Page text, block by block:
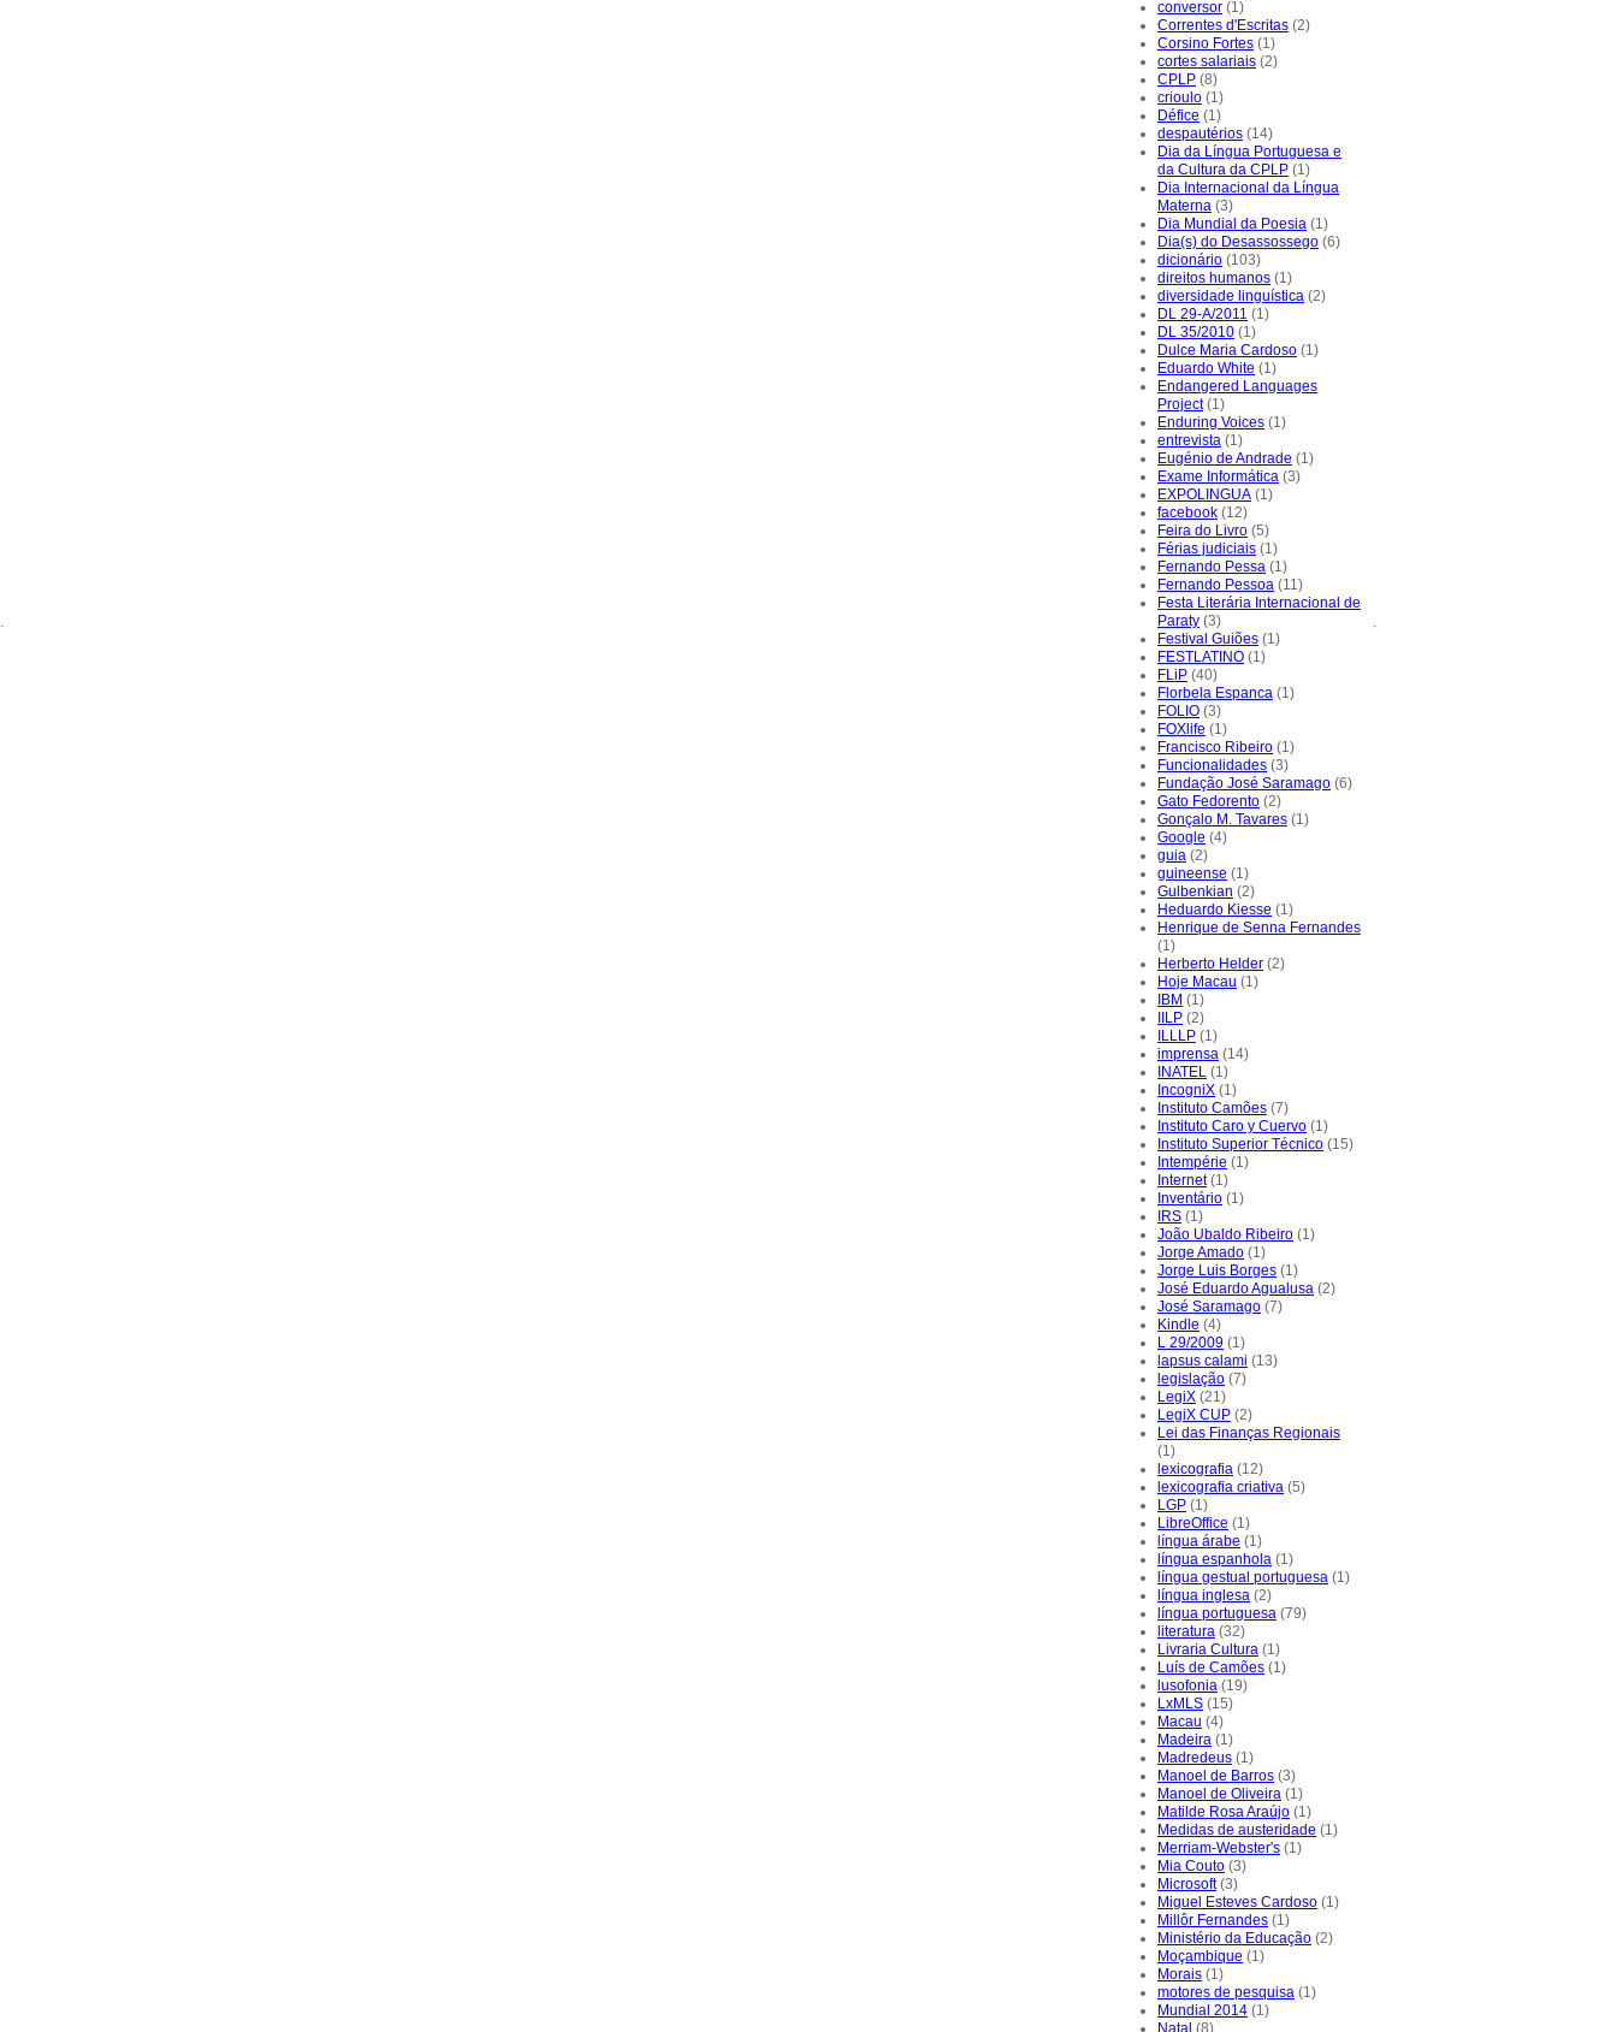
.
conversor (1)
Correntes d'Escritas (2)
Corsino Fortes (1)
cortes salariais (2)
CPLP (8)
crioulo (1)
Défice (1)
despautérios (14)
Dia da Língua Portuguesa e
da Cultura da CPLP (1)
Dia Internacional da Língua
Materna (3)
Dia Mundial da Poesia (1)
Dia(s) do Desassossego (6)
dicionário (103)
direitos humanos (1)
diversidade linguística (2)
DL 29-A/2011 (1)
DL 35/2010 (1)
Dulce Maria Cardoso (1)
Eduardo White (1)
Endangered Languages
Project (1)
Enduring Voices (1)
entrevista (1)
Eugénio de Andrade (1)
Exame Informática (3)
EXPOLINGUA (1)
facebook (12)
Feira do Livro (5)
Férias judiciais (1)
Fernando Pessa (1)
Fernando Pessoa (11)
Festa Literária Internacional de
Paraty (3)
Festival Guiões (1)
FESTLATINO (1)
FLiP (40)
Florbela Espanca (1)
FOLIO (3)
FOXlife (1)
Francisco Ribeiro (1)
Funcionalidades (3)
Fundação José Saramago (6)
Gato Fedorento (2)
Gonçalo M. Tavares (1)
Google (4)
guia (2)
guineense (1)
Gulbenkian (2)
Heduardo Kiesse (1)
Henrique de Senna Fernandes
(1)
Herberto Helder (2)
Hoje Macau (1)
IBM (1)
IILP (2)
ILLLP (1)
imprensa (14)
INATEL (1)
IncogniX (1)
Instituto Camões (7)
Instituto Caro y Cuervo (1)
Instituto Superior Técnico (15)
Intempérie (1)
Internet (1)
Inventário (1)
IRS (1)
João Ubaldo Ribeiro (1)
Jorge Amado (1)
Jorge Luis Borges (1)
José Eduardo Agualusa (2)
José Saramago (7)
Kindle (4)
L 29/2009 (1)
lapsus calami (13)
legislação (7)
LegiX (21)
LegiX CUP (2)
Lei das Finanças Regionais
(1)
lexicografia (12)
lexicografia criativa (5)
LGP (1)
LibreOffice (1)
língua árabe (1)
língua espanhola (1)
língua gestual portuguesa (1)
língua inglesa (2)
língua portuguesa (79)
literatura (32)
Livraria Cultura (1)
Luís de Camões (1)
lusofonia (19)
LxMLS (15)
Macau (4)
Madeira (1)
Madredeus (1)
Manoel de Barros (3)
Manoel de Oliveira (1)
Matilde Rosa Araújo (1)
Medidas de austeridade (1)
Merriam-Webster's (1)
Mia Couto (3)
Microsoft (3)
Miguel Esteves Cardoso (1)
Millôr Fernandes (1)
Ministério da Educação (2)
Moçambique (1)
Morais (1)
motores de pesquisa (1)
Mundial 2014 (1)
Natal (8)
.